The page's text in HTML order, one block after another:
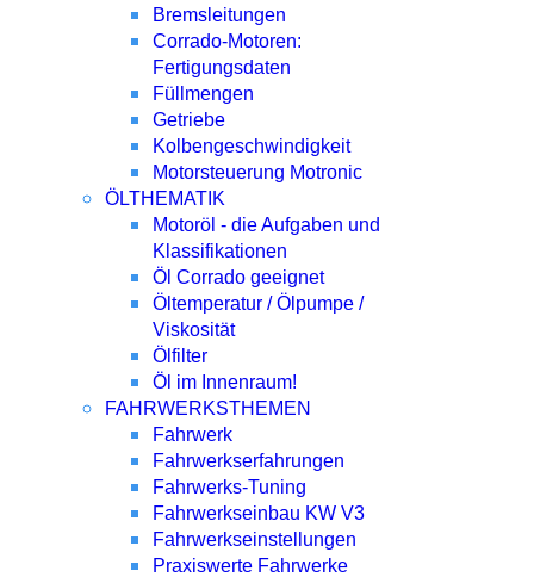
Bremsleitungen
Corrado-Motoren:
Fertigungsdaten
Füllmengen
Getriebe
Kolbengeschwindigkeit
Motorsteuerung Motronic
ÖLTHEMATIK
Motoröl - die Aufgaben und
Klassifikationen
Öl Corrado geeignet
Öltemperatur / Ölpumpe /
Viskosität
Ölfilter
Öl im Innenraum!
FAHRWERKSTHEMEN
Fahrwerk
Fahrwerkserfahrungen
Fahrwerks-Tuning
Fahrwerkseinbau KW V3
Fahrwerkseinstellungen
Praxiswerte Fahrwerke